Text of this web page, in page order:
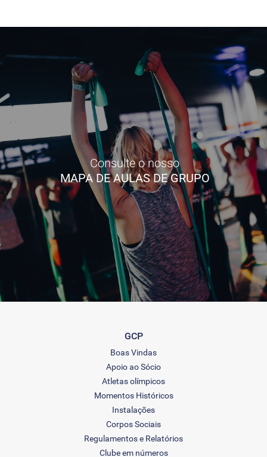
Consulte o nosso
MAPA DE AULAS DE GRUPO
GCP
Boas Vindas
Apoio ao Sócio
Atletas olímpicos
Momentos Históricos
Instalações
Corpos Sociais
Regulamentos e Relatórios
Clube em números